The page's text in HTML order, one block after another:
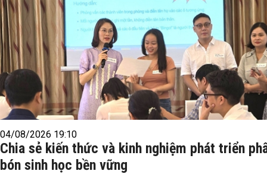
04/08/2026 19:10
Chia sẻ kiến thức và kinh nghiệm phát triển
bón sinh học bền vững